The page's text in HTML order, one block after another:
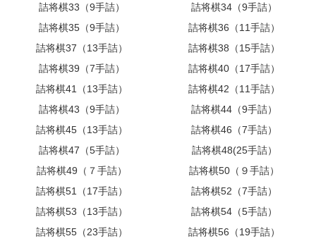
詰将棋33（9手詰）
詰将棋34（9手詰）
詰将棋35（9手詰）
詰将棋36（11手詰）
詰将棋37（13手詰）
詰将棋38（15手詰）
詰将棋39（7手詰）
詰将棋40（17手詰）
詰将棋41（13手詰）
詰将棋42（11手詰）
詰将棋43（9手詰）
詰将棋44（9手詰）
詰将棋45（13手詰）
詰将棋46（7手詰）
詰将棋47（5手詰）
詰将棋48(25手詰）
詰将棋49（７手詰）
詰将棋50（９手詰）
詰将棋51（17手詰）
詰将棋52（7手詰）
詰将棋53（13手詰）
詰将棋54（5手詰）
詰将棋55（23手詰）
詰将棋56（19手詰）